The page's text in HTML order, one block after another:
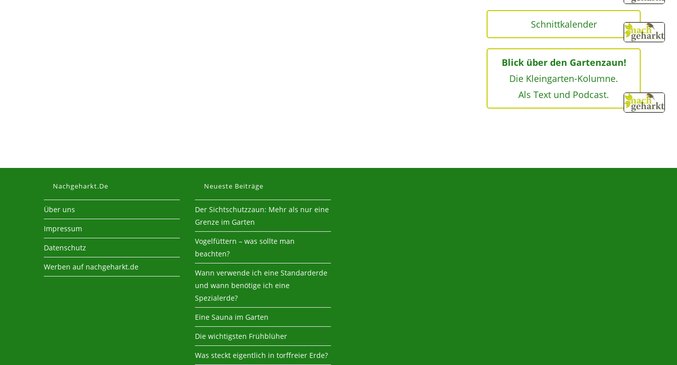
Schnittkalender
Blick über den Gartenzaun!
Die Kleingarten-Kolumne.
Als Text und Podcast.
Nachgeharkt.de
Über uns
Impressum
Datenschutz
Werben auf nachgeharkt.de
Neueste Beiträge
Der Sichtschutzzaun: Mehr als nur eine
Grenze im Garten
Vogelfüttern – was sollte man
beachten?
Wann verwende ich eine Standarderde
und wann benötige ich eine
Spezialerde?
Eine Sauna im Garten
Die wichtigsten Frühblüher
Was steckt eigentlich in torffreier Erde?